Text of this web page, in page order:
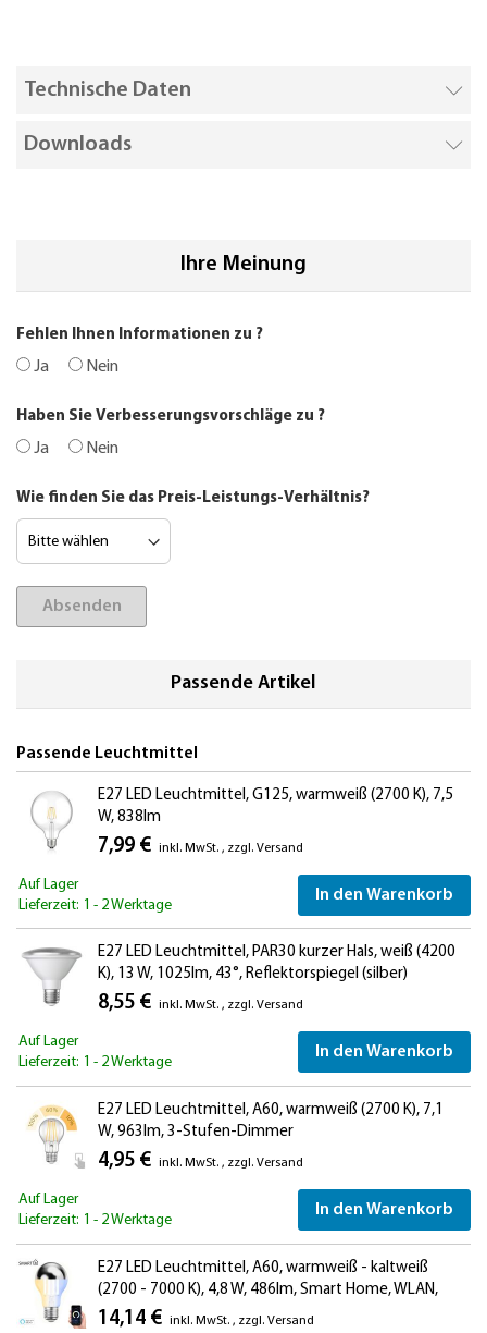
Technische Daten
Downloads
Ihre Meinung
Fehlen Ihnen Informationen zu ?
Ja Nein
Haben Sie Verbesserungsvorschläge zu ?
Ja Nein
Wie finden Sie das Preis-Leistungs-Verhältnis?
Absenden
Passende Artikel
Passende Leuchtmittel
E27 LED Leuchtmittel, G125, warmweiß (2700 K), 7,5
W, 838lm
7,99 € inkl. MwSt. , zzgl. Versand
Auf Lager
Lieferzeit: 1 - 2 Werktage
In den Warenkorb
E27 LED Leuchtmittel, PAR30 kurzer Hals, weiß (4200
K), 13 W, 1025lm, 43°, Reflektorspiegel (silber)
8,55 € inkl. MwSt. , zzgl. Versand
Auf Lager
Lieferzeit: 1 - 2 Werktage
In den Warenkorb
E27 LED Leuchtmittel, A60, warmweiß (2700 K), 7,1
W, 963lm, 3-Stufen-Dimmer
4,95 € inkl. MwSt. , zzgl. Versand
Auf Lager
Lieferzeit: 1 - 2 Werktage
In den Warenkorb
E27 LED Leuchtmittel, A60, warmweiß - kaltweiß
(2700 - 7000 K), 4,8 W, 486lm, Smart Home, WLAN,
Alexa, Kopfspiegel (silber)
14,14 € inkl. MwSt. , zzgl. Versand